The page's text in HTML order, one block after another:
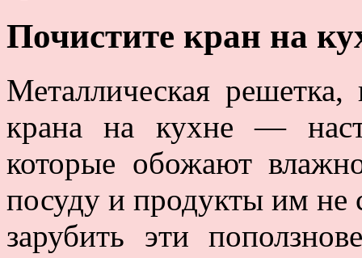
Почистите кран на
Металлическая
крана на кухне —
которые обожают
посуду и продукты им не
зарубить эти